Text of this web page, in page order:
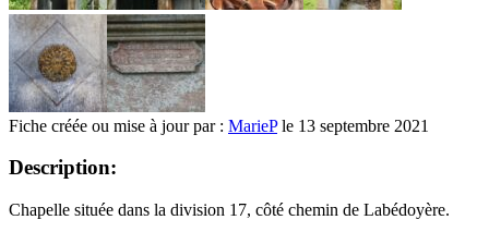
Fiche créée ou mise à jour par : MariePle 13 septembre 2021
Description:
Chapelle située dans la division 17, côté chemin de Labédoyère.